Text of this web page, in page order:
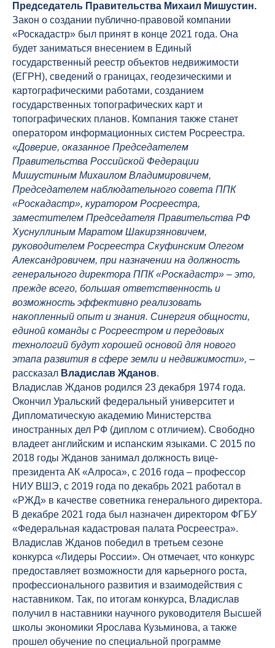
Председатель Правительства Михаил Мишустин.
Закон о создании публично-правовой компании
«Роскадастр» был принят в конце 2021 года. Она
будет заниматься внесением в Единый
государственный реестр объектов недвижимости
(ЕГРН), сведений о границах, геодезическими и
картографическими работами, созданием
государственных топографических карт и
топографических планов. Компания также станет
оператором информационных систем Росреестра.
«Доверие, оказанное Председателем
Правительства Российской Федерации
Мишустиным Михаилом Владимировичем,
Председателем наблюдательного совета ППК
«Роскадастр», куратором Росреестра,
заместителем Председателя Правительства РФ
Хуснуллиным Маратом Шакирзяновичем,
руководителем Росреестра Скуфинским Олегом
Александровичем, при назначении на должность
генерального директора ППК «Роскадастр» – это,
прежде всего, большая ответственность и
возможность эффективно реализовать
накопленный опыт и знания. Синергия общности,
единой команды с Росреестром и передовых
технологий будут хорошей основой для нового
этапа развития в сфере земли и недвижимости», –
рассказал Владислав Жданов.
Владислав Жданов родился 23 декабря 1974 года.
Окончил Уральский федеральный университет и
Дипломатическую академию Министерства
иностранных дел РФ (диплом с отличием). Свободно
владеет английским и испанским языками. С 2015 по
2018 годы Жданов занимал должность вице-
президента АК «Алроса», с 2016 года – профессор
НИУ ВШЭ, с 2019 года по декабрь 2021 работал в
«РЖД» в качестве советника генерального директора.
В декабре 2021 года был назначен директором ФГБУ
«Федеральная кадастровая палата Росреестра».
Владислав Жданов победил в третьем сезоне
конкурса «Лидеры России». Он отмечает, что конкурс
предоставляет возможности для карьерного роста,
профессионального развития и взаимодействия с
наставником. Так, по итогам конкурса, Владислав
получил в наставники научного руководителя Высшей
школы экономики Ярослава Кузьминова, а также
прошел обучение по специальной программе